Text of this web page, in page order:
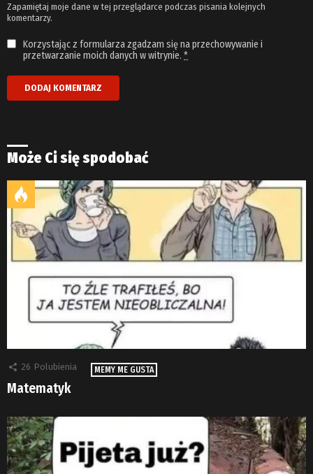
Zapamiętaj moje dane w tej przeglądarce podczas pisania kolejnych
komentarzy.
Korzystając z formularza zgadzam się na przechowywanie i
przetwarzanie moich danych w witrynie. *
Może Ci się spodobać
26 Polubienia MEMY ME GUSTA
Matematyk